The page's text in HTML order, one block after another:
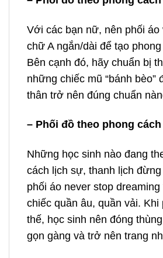
Với các bạn nữ, nên phối áo
chữ A ngắn/dài để tạo
Bên cạnh đó, hãy chuẩn bị
những chiếc mũ “bánh bèo”
thân trở nên đúng chuẩn
– Phối đồ theo phong
Những học sinh nào đang
cách lịch sự, thanh lịch
phối áo never stop
chiếc quần âu, quần vải. Khi
thế, học sinh nên đóng
gọn gàng và trở nên trang